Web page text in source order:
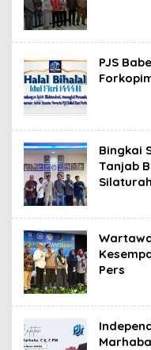
PJS
Bingkai
Tanjab
Pers